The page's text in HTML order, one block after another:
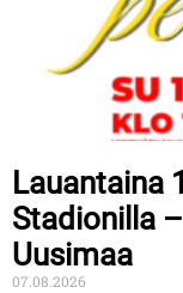
Lauantaina
Stadionilla
Uusimaa
07.08.2026